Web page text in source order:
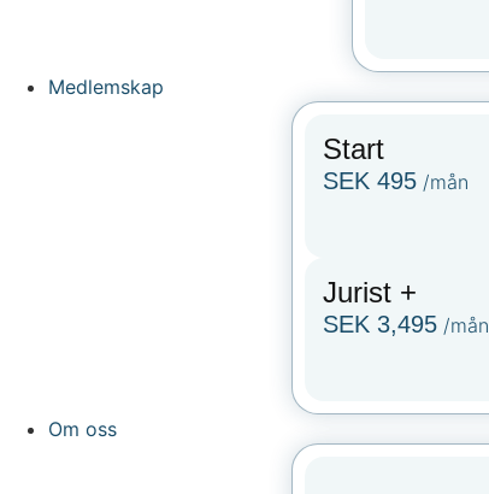
Medlemskap
Start
SEK 495 /mån
Jurist +
SEK 3,495 /mån
Om oss